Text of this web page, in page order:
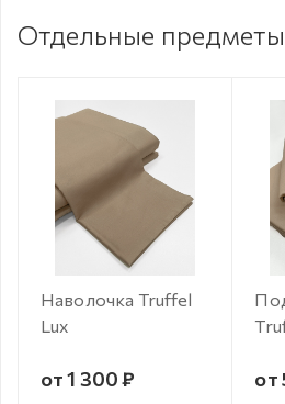
Отдельные
Наволочка Truffel
Lux
от 1 300 ₽ от